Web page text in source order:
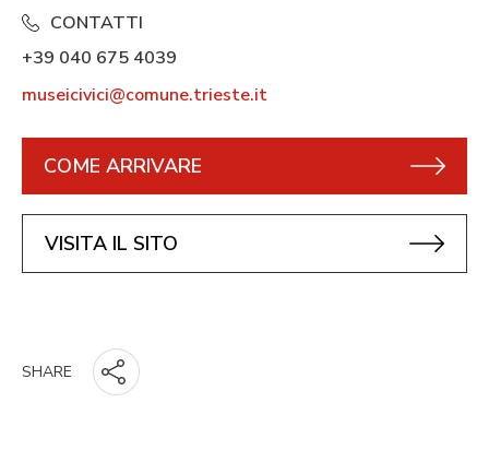
CONTATTI
+39 040 675 4039
museicivici@comune.trieste.it
COME ARRIVARE
VISITA IL SITO
SHARE